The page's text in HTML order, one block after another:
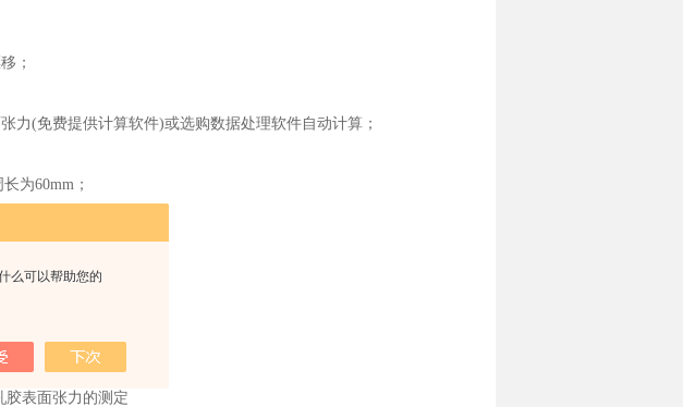
么可以帮助您的
；
力(免费提供计算软件)或选购数据处理软件自动计算；
为60mm；
圆环法)
表面张力的测定